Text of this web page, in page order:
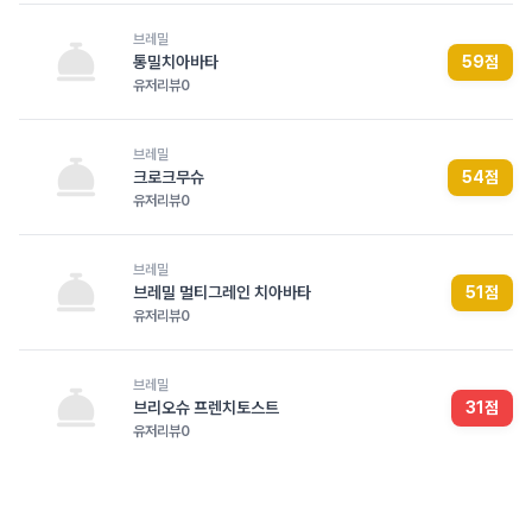
브레밀
통밀치아바타
유저리뷰0
59점
브레밀
크로크무슈
유저리뷰0
54점
브레밀
브레밀 멀티그레인 치아바타
유저리뷰0
51점
브레밀
브리오슈 프렌치토스트
유저리뷰0
31점